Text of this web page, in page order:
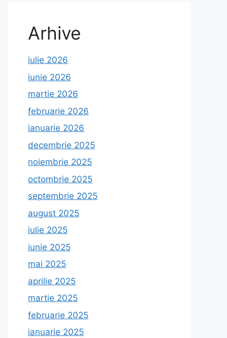
Arhive
iulie 2026
iunie 2026
martie 2026
februarie 2026
ianuarie 2026
decembrie 2025
noiembrie 2025
octombrie 2025
septembrie 2025
august 2025
iulie 2025
iunie 2025
mai 2025
aprilie 2025
martie 2025
februarie 2025
ianuarie 2025